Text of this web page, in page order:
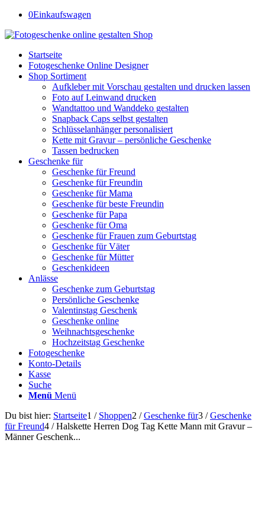
0Einkaufswagen
Startseite
Fotogeschenke Online Designer
Shop Sortiment
Aufkleber mit Vorschau gestalten und drucken lassen
Foto auf Leinwand drucken
Wandtattoo und Wanddeko gestalten
Snapback Caps selbst gestalten
Schlüsselanhänger personalisiert
Kette mit Gravur – persönliche Geschenke
Tassen bedrucken
Geschenke für
Geschenke für Freund
Geschenke für Freundin
Geschenke für Mama
Geschenke für beste Freundin
Geschenke für Papa
Geschenke für Oma
Geschenke für Frauen zum Geburtstag
Geschenke für Väter
Geschenke für Mütter
Geschenkideen
Anlässe
Geschenke zum Geburtstag
Persönliche Geschenke
Valentinstag Geschenk
Geschenke online
Weihnachtsgeschenke
Hochzeitstag Geschenke
Fotogeschenke
Konto-Details
Kasse
Suche
Menü Menü
Du bist hier: Startseite1 / Shoppen2 / Geschenke für3 / Geschenke
für Freund4 / Halskette Herren Dog Tag Kette Mann mit Gravur –
Männer Geschenk...